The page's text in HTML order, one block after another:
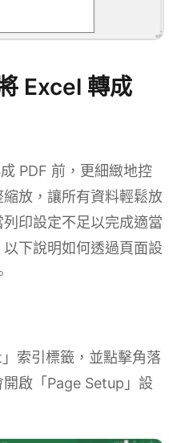
Excel 轉成
PDF 前，更細緻地控
放，讓所有資料輕鬆放
印設定不足以完成適當
下說明如何透過頁面設
索引標籤，並點擊角落
啟「Page Setup」設